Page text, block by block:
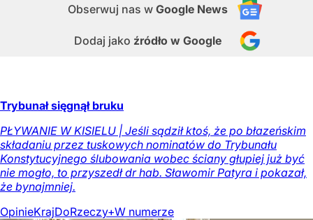
Obserwuj nas w Google News
Dodaj jako źródło w Google
Trybunał sięgnął bruku
PŁYWANIE W KISIELU | Jeśli sądził ktoś, że po błazeńskim
składaniu przez tuskowych nominatów do Trybunału
Konstytucyjnego ślubowania wobec ściany głupiej już być
nie mogło, to przyszedł dr hab. Sławomir Patyra i pokazał,
że bynajmniej.
OpinieKrajDoRzeczy+W numerze